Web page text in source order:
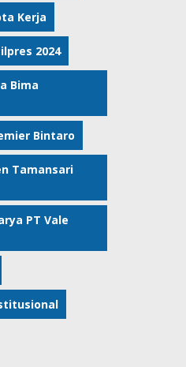
Kerja
2024
Bima
Bintaro
Tamansari
PT Vale